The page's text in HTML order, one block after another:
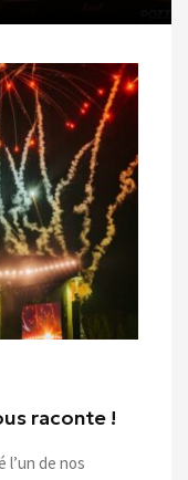
raconte !
l’un de nos